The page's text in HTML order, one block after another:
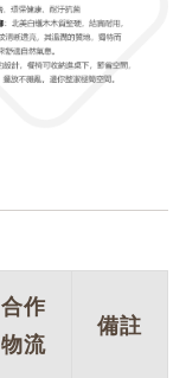
合作
物流
備註